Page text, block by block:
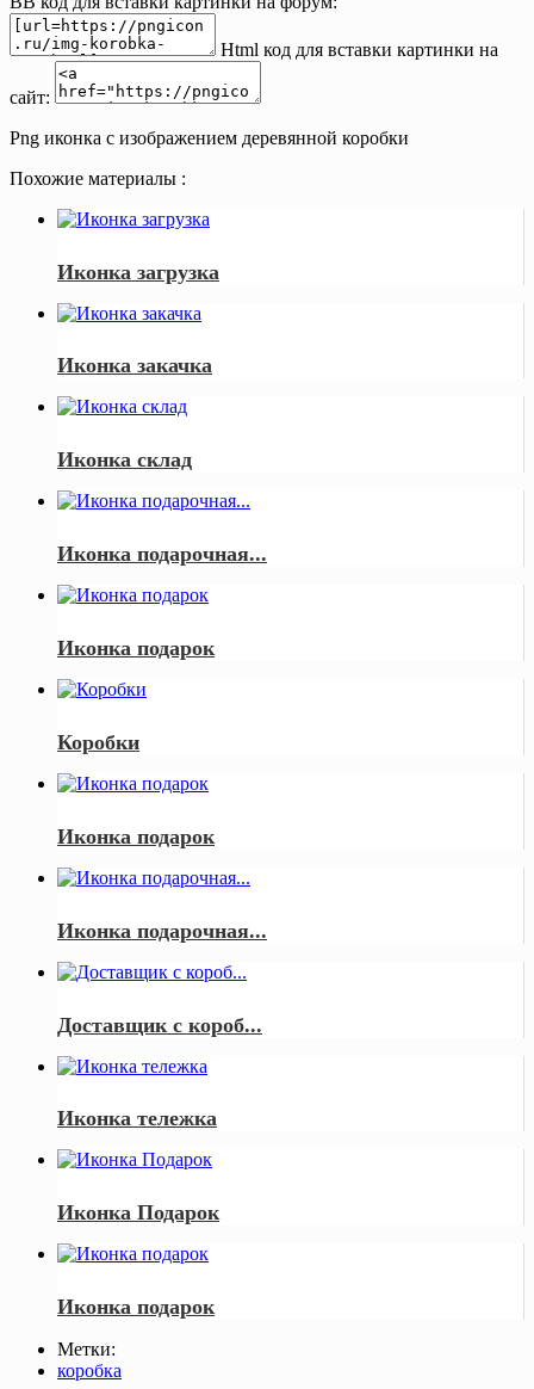
Html код для вставки картинки на
сайт:
Png иконка с изображением деревянной коробки
Похожие материалы :
Иконка загрузка
Иконка закачка
Иконка склад
Иконка подарочная...
Иконка подарок
Коробки
Иконка подарок
Иконка подарочная...
Доставщик с короб...
Иконка тележка
Иконка Подарок
Иконка подарок
Метки:
коробка